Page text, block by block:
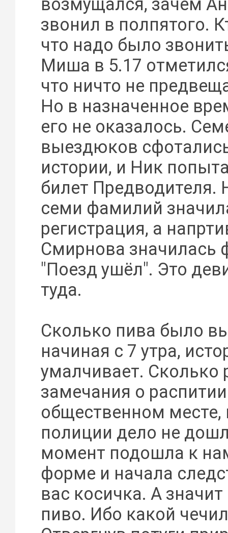
возмущался, зачем
звонил в полпятого.
что надо было
Миша в 5.17
что ничто не
Но в назначенное
его не оказалось.
выездюков
истории, и Ник
билет Предводителя.
семи фамилий
регистрация, а
Смирнова значилась
"Поезд ушёл". Это
туда.
Сколько пива было
начиная с 7 утра,
умалчивает. Сколько
замечания о
общественном месте,
полиции дело не
момент подошла к
форме и начала
вас косичка. А
пиво. Ибо какой